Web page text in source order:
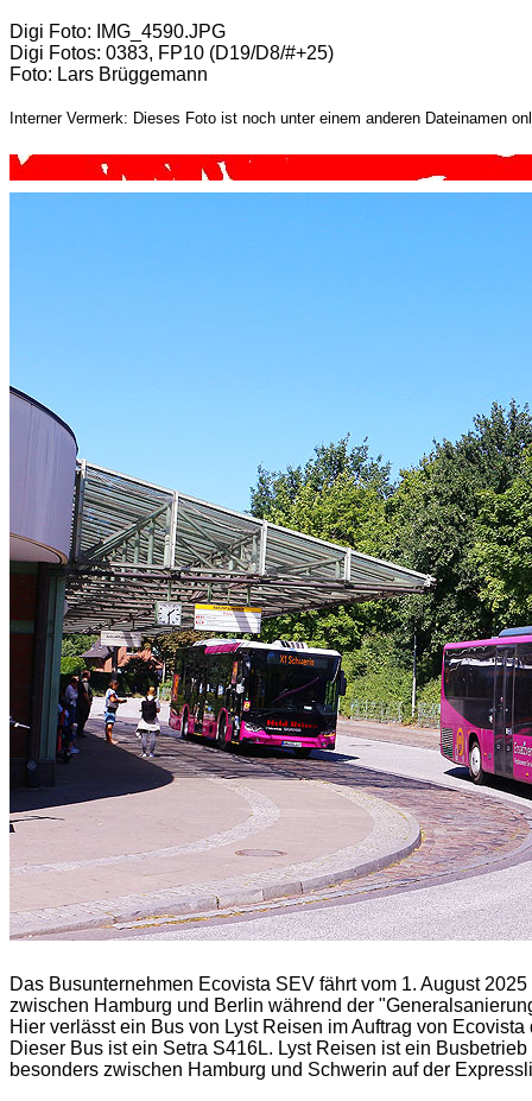
Digi Foto: IMG_4590.JPG
Digi Fotos: 0383, FP10 (D19/D8/#+25)
Foto: Lars Brüggemann
Interner Vermerk: Dieses Foto ist noch unter einem anderen Dateinamen
Das Busunternehmen Ecovista SEV fährt vom 1. August
zwischen Hamburg und Berlin während der
Hier verlässt ein Bus von Lyst Reisen im Auftrag von
Dieser Bus ist ein Setra S416L. Lyst Reisen ist ein
besonders zwischen Hamburg und Schwerin auf der